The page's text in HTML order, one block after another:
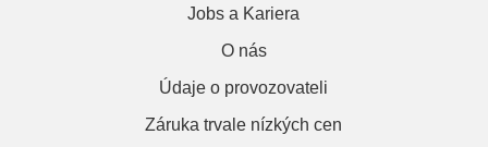
Jobs a Kariera
O nás
Údaje o provozovateli
Záruka trvale nízkých cen